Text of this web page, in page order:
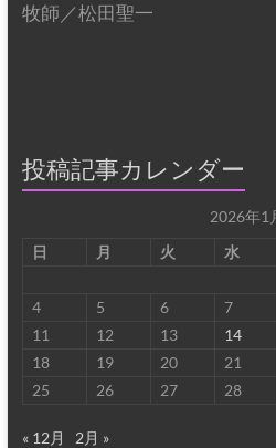
牧師／松田聖一
投稿記事カレンダー
2026年1
日
月 火 水
4
5 6 7
11
12 13 14
18
19 20 21
25
26 27 28
« 12月 2月 »